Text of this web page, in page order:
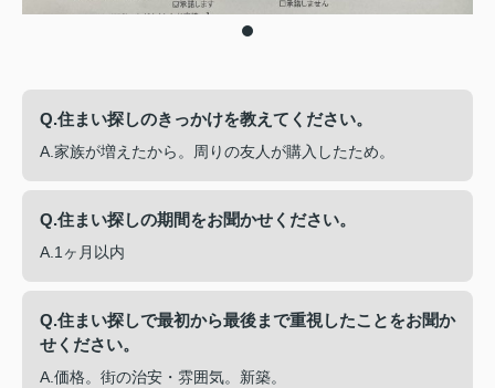
Q.住まい探しのきっかけを教えてください。
A.家族が増えたから。周りの友人が購入したため。
Q.住まい探しの期間をお聞かせください。
A.1ヶ月以内
Q.住まい探しで最初から最後まで重視したことをお聞か
せください。
A.価格。街の治安・雰囲気。新築。